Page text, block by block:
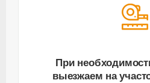
При
выезжаем на